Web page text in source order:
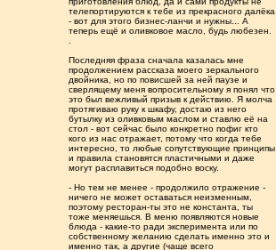
телепортируются к тебе из прекрасного далëка
- вот для этого бизнес-ланчи и нужны... А
теперь ещё и оливковое масло, будь любезен.
Последняя фраза сначала казалась мне
продолжением рассказа моего зеркального
двойника, но по повисшей за ней паузе и
сверлящему меня вопросительному я понял что
это был вежливый призыв к действию. Я молча
протягиваю руку к шкафу, достаю из него
бутылку из оливковым маслом и ставлю её на
стол - вот сейчас было конкретно пофиг кто
кого из нас отражает, потому что когда тебе
интересно, то любые сопутствующие принципы
и правила становятся пластичными и даже
могут расплавиться подобно воску.
- Но тем не менее - продолжило отражение -
ничего не может оставаться неизменным,
поэтому ресторан-ты это не константа, ты
тоже меняешься. В меню появляются новые
блюда - какие-то ради эксперимента или по
собственному желанию сделать именно это и
именно так, а другие (чаще всего